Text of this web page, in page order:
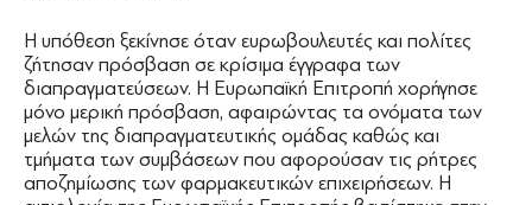
Η υπόθεση ξεκίνησε όταν ευρωβουλευτές και πολίτες
ζήτησαν πρόσβαση σε κρίσιμα έγγραφα των
διαπραγματεύσεων. Η Ευρωπαϊκή Επιτροπή χορήγησε
μόνο μερική πρόσβαση, αφαιρώντας τα ονόματα των
μελών της διαπραγματευτικής ομάδας καθώς και
τμήματα των συμβάσεων που αφορούσαν τις ρήτρες
αποζημίωσης των φαρμακευτικών επιχειρήσεων. Η